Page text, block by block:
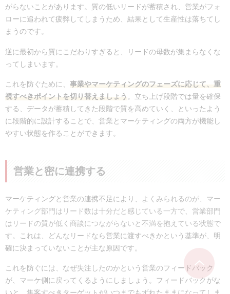
がらないことがあります。質の低いリードが蓄積され、営業がフォ
ローに追われて疲弊してしまうため、結果として生産性は落ちてし
まうのです。
逆に最初から質にこだわりすぎると、リードの母数が集まらなくな
ってしまいます。
これを防ぐために、 事業やマーケティングのフェーズに応じて、重
視すべきポイントを切り替えましょう 。立ち上げ段階では量を確保
する、データが蓄積してきた段階で質を高めていく、といったよう
に段階的に設計することで、営業とマーケティングの両方が機能し
やすい状態を作ることができます。
営業と密に連携する
マーケティングと営業の連携不足により、
よくみられるのが、マー
ケティング部門はリード数は十分だと感じている一方で、営業部門
はリードの質が低く商談につながらないと不満を抱えている状態で
す。
これは、どんなリードなら営業に渡すべきかという基準が、明
確に決まっていないことが主な原因です。
これを防ぐには、なぜ失注したのかという営業のフィードバック
が、マーケ側に戻ってくるようにしましょう。 フィードバックがな